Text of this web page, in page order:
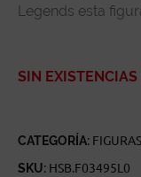
Legends esta
SIN EXISTENCIAS
CATEGORÍA: FIGURAS
SKU: HSB.F03495L0